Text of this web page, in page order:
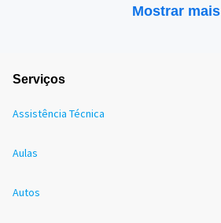
Mostrar mais
Serviços
Assistência Técnica
Aulas
Autos